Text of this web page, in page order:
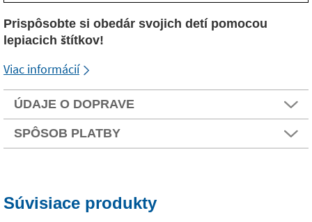
Prispôsobte si obedár svojich detí pomocou
lepiacich štítkov!
Viac informácií
ÚDAJE O DOPRAVE
SPÔSOB PLATBY
Súvisiace produkty